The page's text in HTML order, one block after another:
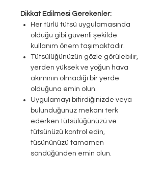
Dikkat Edilmesi Gerekenler:
Her türlü tütsü uygulamasında
olduğu gibi güvenli şekilde
kullanım önem taşımaktadır.
Tütsülüğünüzün gözle görülebilir,
yerden yüksek ve yoğun hava
akımının olmadığı bir yerde
olduğuna emin olun.
Uygulamayı bitirdiğinizde veya
bulunduğunuz mekanı terk
ederken tütsülüğünüzü ve
tütsünüzü kontrol edin,
tüsününüzü tamamen
söndüğünden emin olun.